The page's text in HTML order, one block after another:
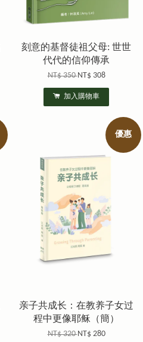
刻意的基督徒祖父母: 世世
代代的信仰傳承
NT$ 350NT$ 308
加入購物車
優惠
亲子共成长：在教养子女过
程中更像耶稣（簡）
NT$ 320NT$ 280